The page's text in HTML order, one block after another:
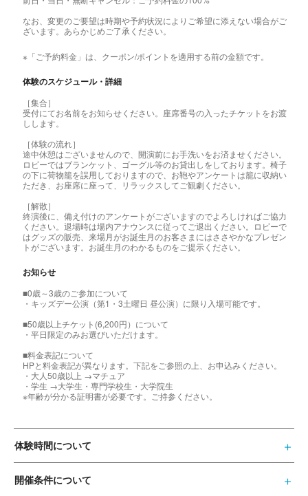
なお、変更のご要望は時期や予約状況によりご希望に添えない場合がご
ざいます。あらかじめご了承ください。
※「ご予約料金」は、クーポン/ポイントを適用する前の金額です。
体験のスケジュール・詳細
［集合］
受付にてお名前をお知らせください。座席番号の入ったチケットをお渡
しします。
［体験の流れ］
途中休憩はございませんので、開演前にお手洗いをお済ませください。
ロビーではブランケット、ゴーグル等のお貸出しをしております。椅子
の下に荷物籠を誤用しておりますので、お鞄やアンケートは籠に収納い
ただき、お座席に座って、リラックスしてご観劇ください。
［解散］
終演後に、備え付けのアンケートがございますのでよろしければご協力
ください。退場時は場内アナウンスに従ってご退出ください。ロビーで
はグッズの販売、来場月がお誕生月のお客さまにはささやかなプレゼン
トがございます。お誕生月のわかるものをご提示ください。
お知らせ
■0歳～3歳のご参加について
・キッズデー公演（第1・3土曜日 昼公演）に限り入場可能です。
■50歳以上チケット(6,200円）について
・平日限定のみお選びいただけます。
■料金表記について
HPと料金表記が異なります。下記をご参照の上、お申込みください。
・大人50歳以上 →マチュア
・学生 →大学生・専門学校生・大学院生
※年齢が分かる証明書が必要です。ご持参ください。
体験時間について
開催条件について